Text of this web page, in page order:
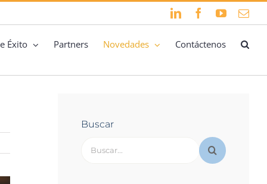
LinkedInFacebook
YouTube
Éxito Partners Novedades Contáctenos
Buscar
Buscar: